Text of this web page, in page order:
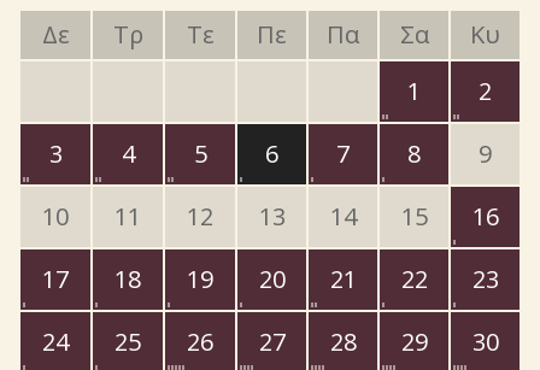
Δε Τρ Τε Πε Πα Σα
Κυ
1
2
3
4 5 6 7 8
9
10
11 12 13 14 15
16
17
18 19 20 21 22
23
24
25 26 27 28 29
30